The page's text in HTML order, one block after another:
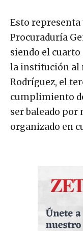
Esto
Procuraduría
siendo el cuarto
la institución al
Rodríguez, el
cumplimiento
ser baleado
organizado en